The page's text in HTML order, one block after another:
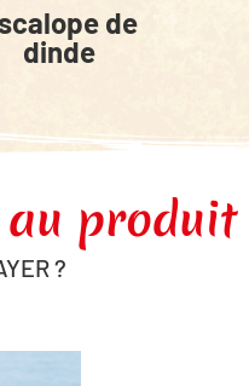
de
dinde
au produit
?